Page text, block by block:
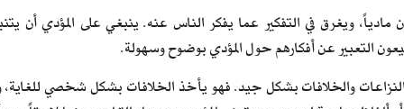
مادياً، ويغرق في التفكير عما يفكر الناس عنه. ينبغي على المؤدي
التعبير عن أفكارهم حول المؤدي بوضوح وسهولة.
والخلافات بشكل جيد. فهو يأخذ الخلافات بشكل شخصي للغاية،